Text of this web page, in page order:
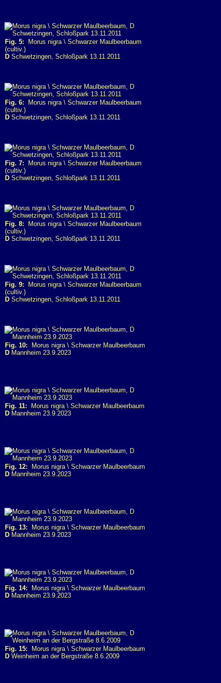
Fig. 5: Morus nigra \ Schwarzer Maulbeerbaum
(cultiv.)
D Schwetzingen, Schloßpark 13.11.2011
Fig. 6: Morus nigra \ Schwarzer Maulbeerbaum
(cultiv.)
D Schwetzingen, Schloßpark 13.11.2011
Fig. 7: Morus nigra \ Schwarzer Maulbeerbaum
(cultiv.)
D Schwetzingen, Schloßpark 13.11.2011
Fig. 8: Morus nigra \ Schwarzer Maulbeerbaum
(cultiv.)
D Schwetzingen, Schloßpark 13.11.2011
Fig. 9: Morus nigra \ Schwarzer Maulbeerbaum
(cultiv.)
D Schwetzingen, Schloßpark 13.11.2011
Fig. 10: Morus nigra \ Schwarzer Maulbeerbaum
D Mannheim 23.9.2023
Fig. 11: Morus nigra \ Schwarzer Maulbeerbaum
D Mannheim 23.9.2023
Fig. 12: Morus nigra \ Schwarzer Maulbeerbaum
D Mannheim 23.9.2023
Fig. 13: Morus nigra \ Schwarzer Maulbeerbaum
D Mannheim 23.9.2023
Fig. 14: Morus nigra \ Schwarzer Maulbeerbaum
D Mannheim 23.9.2023
Fig. 15: Morus nigra \ Schwarzer Maulbeerbaum
D Weinheim an der Bergstraße 8.6.2009